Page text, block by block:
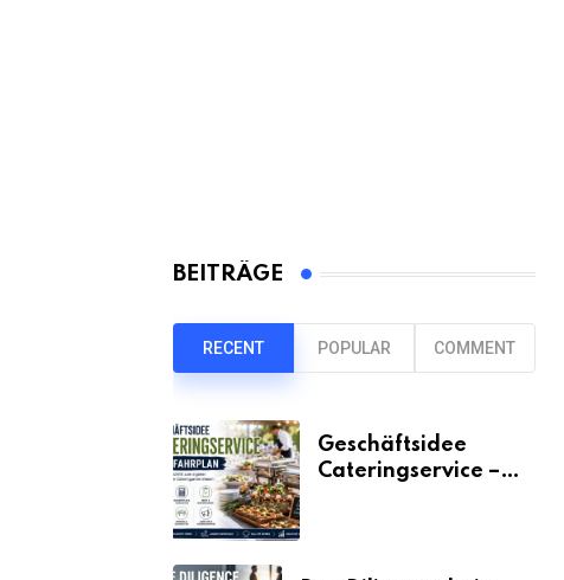
BEITRÄGE
RECENT POPULAR COMMENT
Geschäftsidee
Cateringservice –